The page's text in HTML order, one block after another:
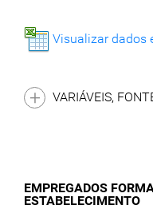
Visualizar dados
VARIÁVEIS,
EMPREGADOS
ESTABELECIMENTO